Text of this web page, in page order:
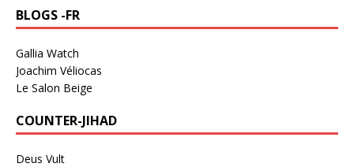
BLOGS -FR
Gallia Watch
Joachim Véliocas
Le Salon Beige
COUNTER-JIHAD
Deus Vult